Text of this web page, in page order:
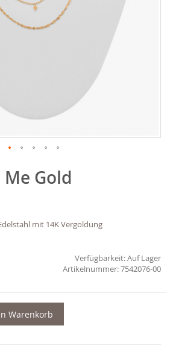
Gold
mit 14K Vergoldung
Verfügbarkeit:Auf Lager
7542076-00
Warenkorb